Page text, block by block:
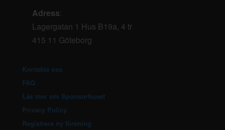
Adress:
Lagergatan 1 Hus B19a, 4 tr
415 11 Göteborg
Kontakta oss
FAQ
Läs mer om Sponsorhuset
Privacy Policy
Registrera ny förening